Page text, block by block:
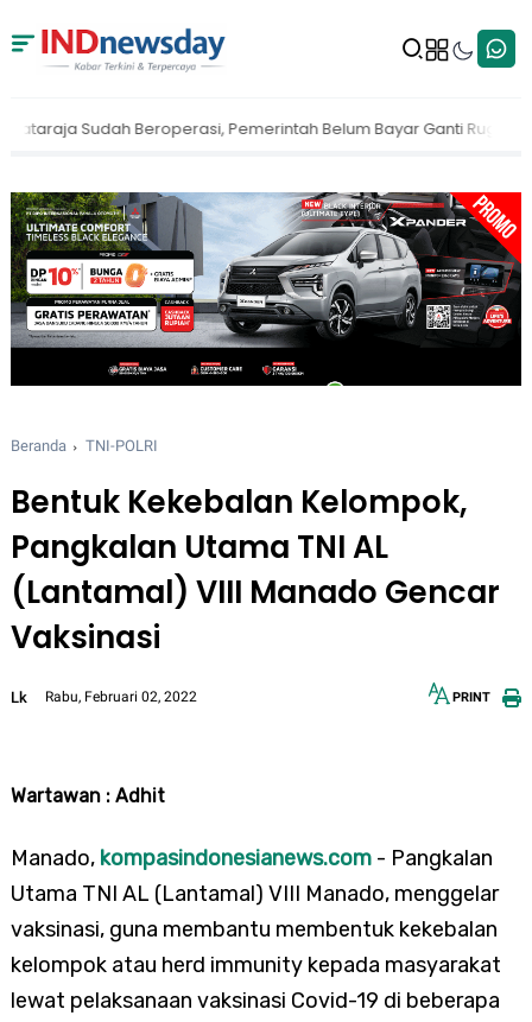
Belum Bayar Ganti Rugi Penertiban Hutan Digencarkan!
Beranda TNI-POLRI
Bentuk Kekebalan Kelompok,
Pangkalan Utama TNI AL
(Lantamal) VIII Manado Gencar
Vaksinasi
Lk Rabu, Februari 02, 2022 PRINT
Wartawan : Adhit
Manado, kompasindonesianews.com- Pangkalan
Utama TNI AL (Lantamal) VIII Manado, menggelar
vaksinasi, guna membantu membentuk kekebalan
kelompok atau herd immunity kepada masyarakat
lewat pelaksanaan vaksinasi Covid-19 di beberapa